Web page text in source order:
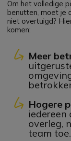
Om het volledige
benutten, moet je
niet overtuigd?
komen:
Meer
Hogere
overleg,
team toe.